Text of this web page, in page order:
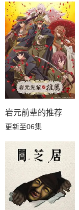
岩元前辈的推荐
更新至06集